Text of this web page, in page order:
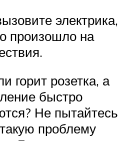
электрика,
произошло на
горит розетка, а
быстро
Не пытайтесь
проблему